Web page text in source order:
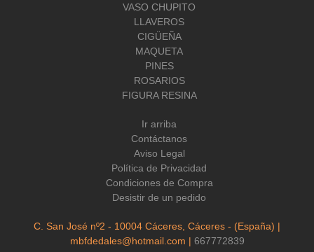
VASO CHUPITO
LLAVEROS
CIGÜEÑA
MAQUETA
PINES
ROSARIOS
FIGURA RESINA
Ir arriba
Contáctanos
Aviso Legal
Política de Privacidad
Condiciones de Compra
Desistir de un pedido
C. San José nº2 - 10004 Cáceres, Cáceres - (España) |
mbfdedales@hotmail.com | 667772839